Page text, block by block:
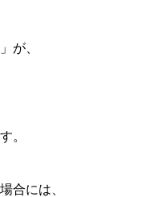
が、
。
合には、